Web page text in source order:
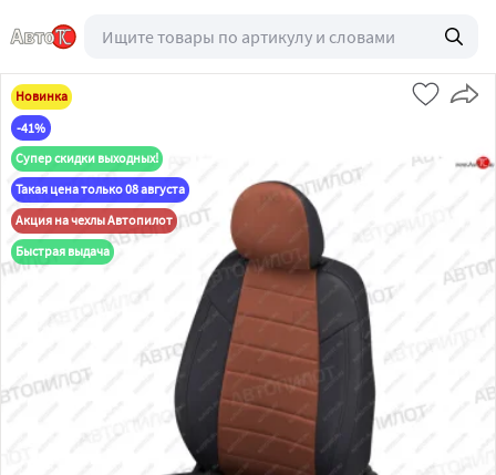
Новинка
-41%
Супер скидки выходных!
Такая цена только 08 августа
Акция на чехлы Автопилот
Быстрая выдача